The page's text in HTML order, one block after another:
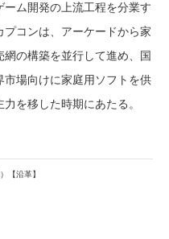
ム開発の上流工程を分業す
プコンは、アーケードから家
の構築を並行して進め、国
場向けに家庭用ソフトを供
を移した時期にあたる。
【沿革】